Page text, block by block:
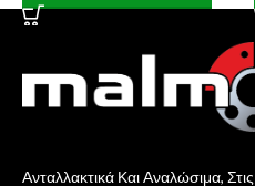
Ανταλλακτικά Και Αναλώσιμα,